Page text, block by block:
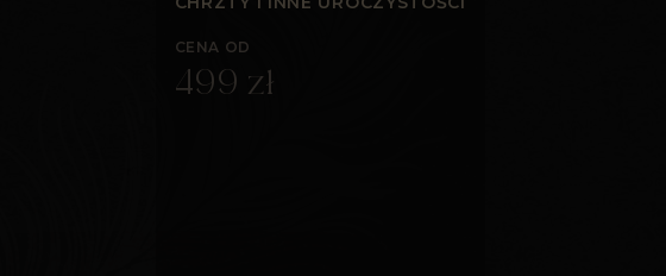
CENA OD
499 zł